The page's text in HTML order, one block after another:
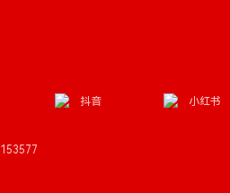
抖音 小红书